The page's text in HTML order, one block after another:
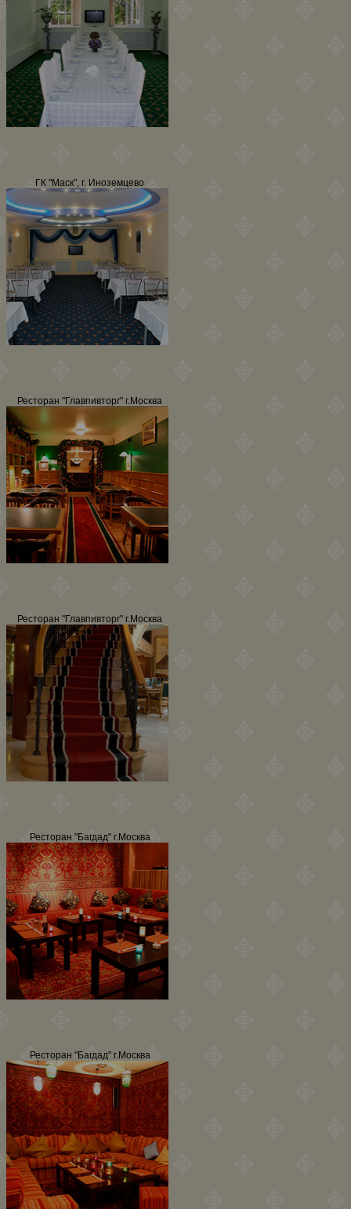
ГК "Маск", г. Иноземцево
Ресторан "Главпивторг" г.Москва
Ресторан "Главпивторг" г.Москва
Ресторан "Багдад" г.Москва
Ресторан "Багдад" г.Москва